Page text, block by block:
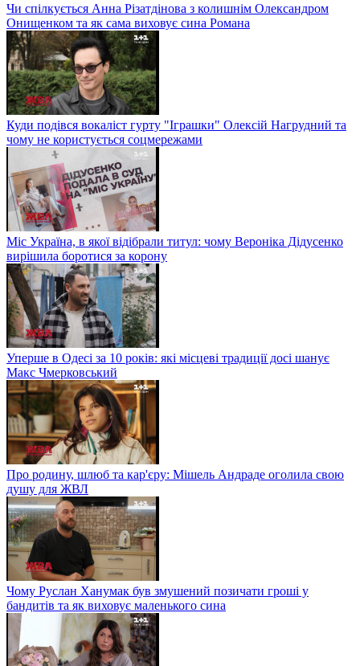
Чи спілкується Анна Різатдінова з колишнім Олександром
Онищенком та як сама виховує сина Романа
Куди подівся вокаліст гурту "Іграшки" Олексій Нагрудний та
чому не користується соцмережами
Міс Україна, в якої відібрали титул: чому Вероніка Дідусенко
вирішила боротися за корону
Уперше в Одесі за 10 років: які місцеві традиції досі шанує
Макс Чмерковський
Про родину, шлюб та кар'єру: Мішель Андраде оголила свою
душу для ЖВЛ
Чому Руслан Ханумак був змушений позичати гроші у
бандитів та як виховує маленького сина